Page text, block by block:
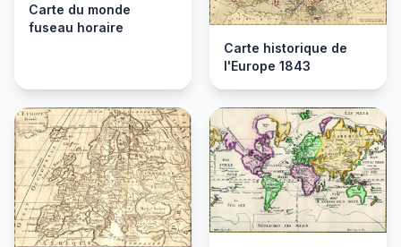
Carte du monde
fuseau horaire
Carte historique de
l'Europe 1843